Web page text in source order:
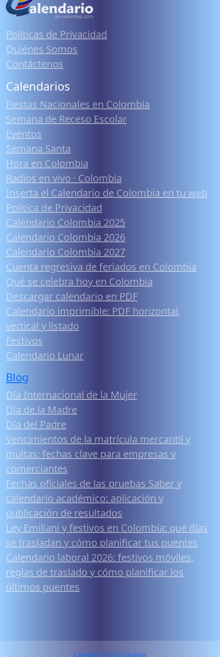
Políticas de Privacidad
Quiénes Somos
Contáctenos
Calendarios
Fiestas Nacionales en Colombia
Semana de Receso Escolar
Eventos
Semana Santa
Hora en Colombia
Radios en vivo · Colombia
Inserta el Calendario de Colombia en tu web
Política de Privacidad
Calendario Colombia 2025
Calendario Colombia 2026
Calendario Colombia 2027
Cuenta regresiva de feriados en Colombia
Qué se celebra hoy en Colombia
Descargar calendario en PDF
Calendario imprimible: PDF horizontal,
vertical y listado
Festivos
Calendario Lunar
Blog
Día Internacional de la Mujer
Día de la Madre
Día del Padre
Vencimientos de la matrícula mercantil y
multas: fechas clave para empresas y
comerciantes
Fechas oficiales de las pruebas Saber y
calendario académico: aplicación y
publicación de resultados
Ley Emiliani y festivos en Colombia: qué días
se trasladan y cómo planificar tus puentes
Calendario laboral 2026: festivos móviles,
reglas de traslado y cómo planificar los
últimos puentes
Calendario 2026 Colombia